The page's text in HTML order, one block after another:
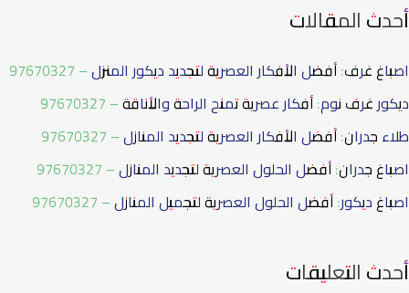
ح
ن
:
أحدث المقالات
اصباغ غرف: أفضل الأفكار العصرية لتجديد ديكور المنزل – 97670327
ديكور غرف نوم: أفكار عصرية تمنح الراحة والأناقة – 97670327
طلاء جدران: أفضل الأفكار العصرية لتجديد المنازل – 97670327
اصباغ جدران: أفضل الحلول العصرية لتجديد المنازل – 97670327
اصباغ ديكور: أفضل الحلول العصرية لتجميل المنازل – 97670327
أحدث التعليقات